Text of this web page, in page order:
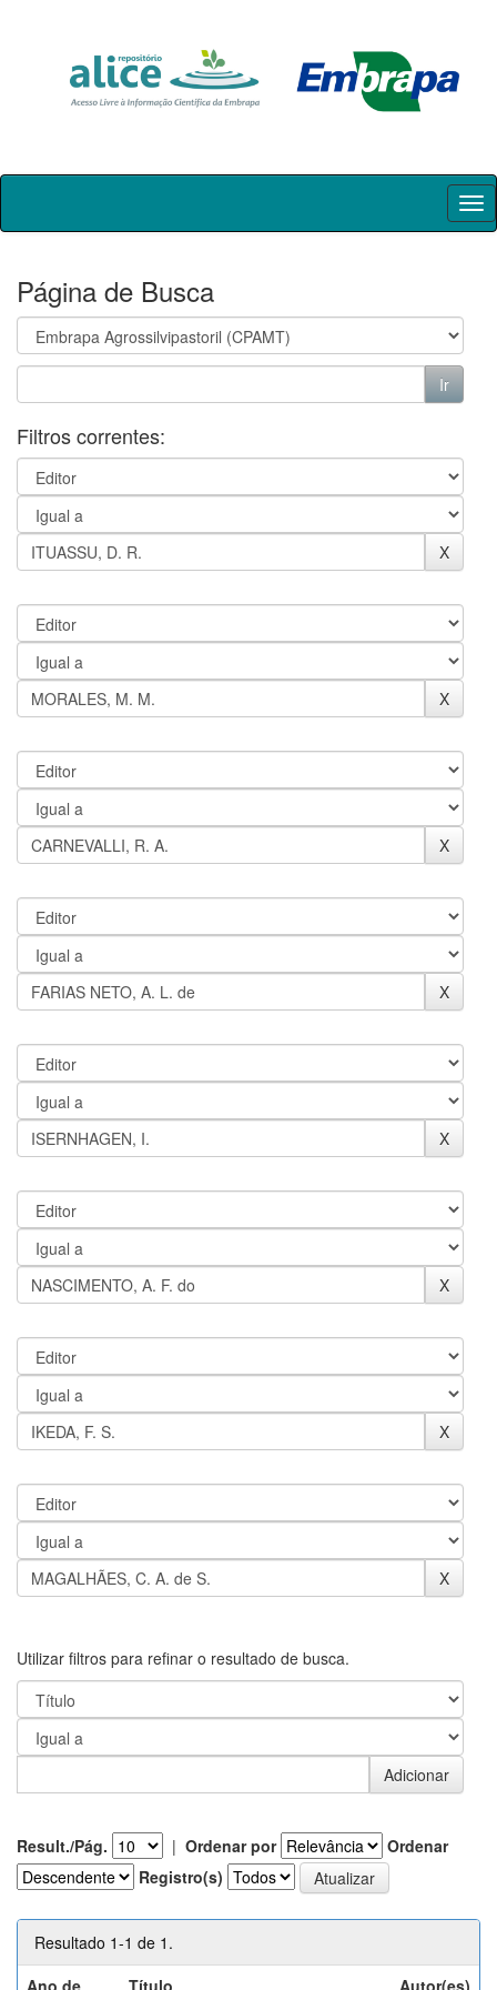
Skip
Página de Busca
Filtros correntes:
Utilizar filtros para refinar o resultado de busca.
Result./Pág. | Ordenar por
Ordenar
Registro(s)
Resultado 1-1 de 1.
Ano de
Título Autor(es)